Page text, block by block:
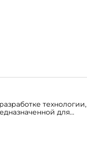
технологии,
для
и здоровья